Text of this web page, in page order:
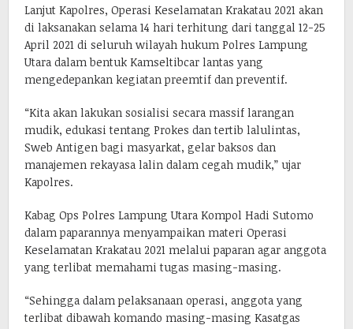
Lanjut Kapolres, Operasi Keselamatan Krakatau 2021 akan
di laksanakan selama 14 hari terhitung dari tanggal 12-25
April 2021 di seluruh wilayah hukum Polres Lampung
Utara dalam bentuk Kamseltibcar lantas yang
mengedepankan kegiatan preemtif dan preventif.
“Kita akan lakukan sosialisi secara massif larangan
mudik, edukasi tentang Prokes dan tertib lalulintas,
Sweb Antigen bagi masyarkat, gelar baksos dan
manajemen rekayasa lalin dalam cegah mudik,” ujar
Kapolres.
Kabag Ops Polres Lampung Utara Kompol Hadi Sutomo
dalam paparannya menyampaikan materi Operasi
Keselamatan Krakatau 2021 melalui paparan agar anggota
yang terlibat memahami tugas masing-masing.
“Sehingga dalam pelaksanaan operasi, anggota yang
terlibat dibawah komando masing-masing Kasatgas